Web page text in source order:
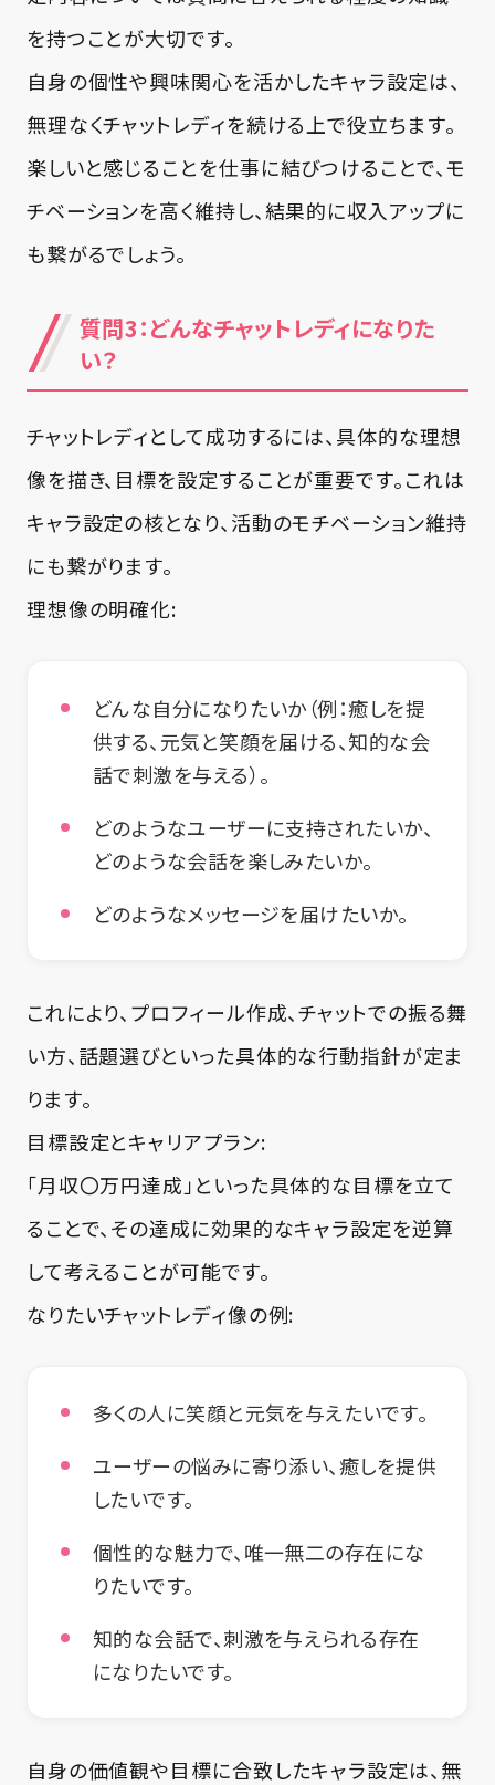
を持つことが大切です。
自身の個性や興味関心を活かしたキャラ設定は、
無理なくチャットレディを続ける上で役立ちます。
楽しいと感じることを仕事に結びつけることで、モ
チベーションを高く維持し、結果的に収入アップに
も繋がるでしょう。
質問3：どんなチャットレディになりた
い？
チャットレディとして成功するには、具体的な理想
像を描き、目標を設定することが重要です。これは
キャラ設定の核となり、活動のモチベーション維持
にも繋がります。
理想像の明確化:
どんな自分になりたいか（例：癒しを提
供する、元気と笑顔を届ける、知的な会
話で刺激を与える）。
どのようなユーザーに支持されたいか、
どのような会話を楽しみたいか。
どのようなメッセージを届けたいか。
これにより、プロフィール作成、チャットでの振る舞
い方、話題選びといった具体的な行動指針が定ま
ります。
目標設定とキャリアプラン:
「月収〇万円達成」といった具体的な目標を立て
ることで、その達成に効果的なキャラ設定を逆算
して考えることが可能です。
なりたいチャットレディ像の例:
多くの人に笑顔と元気を与えたいです。
ユーザーの悩みに寄り添い、癒しを提供
したいです。
個性的な魅力で、唯一無二の存在にな
りたいです。
知的な会話で、刺激を与えられる存在
になりたいです。
自身の価値観や目標に合致したキャラ設定は、無